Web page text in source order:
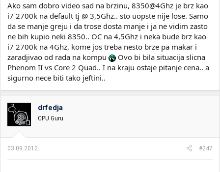
Ako sam dobro video sad na brzinu, 8350@4Ghz je brz kao
i7 2700k na default tj @ 3,5Ghz.. sto uopste nije lose. Samo
da se manje greju i da trose dosta manje i ja ne vidim zasto
ne bih kupio neki 8350.. OC na 4,5Ghz i neka bude brz kao
i7 2700k na 4Ghz, kome jos treba nesto brze pa makar i
zaradjivao od rada na kompu
Ovo bi bila situacija slicna
Phenom II vs Core 2 Quad.. I na kraju ostaje pitanje cena.. a
sigurno nece biti tako jeftini..
drfedja
CPU Guru
03.09.2012. #247